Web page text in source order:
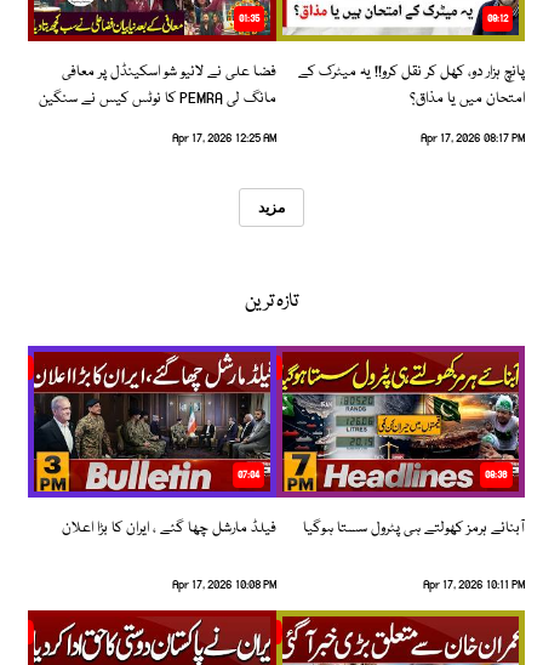
09:12
پانچ ہزار دو، کھل کر نقل کرو!! یہ میٹرک کے
امتحان میں یا مذاق؟
Apr 17, 2026 08:17 PM
01:35
فضا علی نے لائیو شو اسکینڈل پر معافی
مانگ لی PEMRA کا نوٹس کیس نے سنگین
Apr 17, 2026 12:25 AM
مزید
تازہ ترین
08:36
آبنائے ہرمز کھولتے ہی پٹرول سستا ہوگیا
Apr 17, 2026 10:11 PM
07:04
فیلڈ مارشل چھا گئے ، ایران کا بڑا اعلان
Apr 17, 2026 10:08 PM